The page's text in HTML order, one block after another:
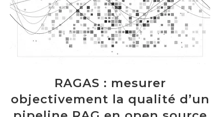
RAGAS : mesurer
objectivement la qualité d’un